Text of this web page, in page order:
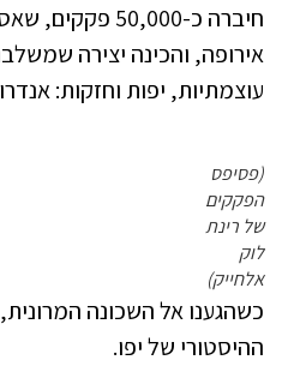
אירופה, והכינה יצירה
עוצמתיות, יפות וחזקות:
(פסיפס
הפקקים
של רינת
לוק
אלחייק)
כשהגענו אל השכונה
ההיסטורי של יפו.